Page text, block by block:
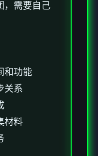
，需要自己
和功能
关系
材料